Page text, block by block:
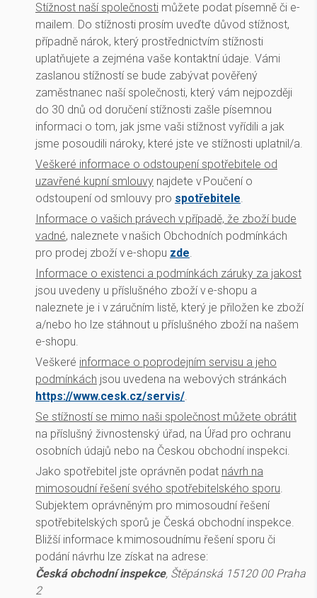
Stížnost naší společnosti můžete podat písemně či e-
mailem. Do stížnosti prosím uveďte důvod stížnost,
případně nárok, který prostřednictvím stížnosti
uplatňujete a zejména vaše kontaktní údaje. Vámi
zaslanou stížností se bude zabývat pověřený
zaměstnanec naší společnosti, který vám nejpozději
do 30 dnů od doručení stížnosti zašle písemnou
informaci o tom, jak jsme vaši stížnost vyřídili a jak
jsme posoudili nároky, které jste ve stížnosti uplatnil/a.
Veškeré informace o odstoupení spotřebitele od
uzavřené kupní smlouvy najdete v Poučení o
odstoupení od smlouvy pro spotřebitele.
Informace o vašich právech v případě, že zboží bude
vadné, naleznete v našich Obchodních podmínkách
pro prodej zboží v e-shopu zde.
Informace o existenci a podmínkách záruky za jakost
jsou uvedeny u příslušného zboží v e-shopu a
naleznete je i v záručním listě, který je přiložen ke zboží
a/nebo ho lze stáhnout u příslušného zboží na našem
e-shopu.
Veškeré informace o poprodejním servisu a jeho
podmínkách jsou uvedena na webových stránkách
https://www.cesk.cz/servis/.
Se stížností se mimo naši společnost můžete obrátit
na příslušný živnostenský úřad, na Úřad pro ochranu
osobních údajů nebo na Českou obchodní inspekci.
Jako spotřebitel jste oprávněn podat návrh na
mimosoudní řešení svého spotřebitelského sporu.
Subjektem oprávněným pro mimosoudní řešení
spotřebitelských sporů je Česká obchodní inspekce.
Bližší informace k mimosoudnímu řešení sporu či
podání návrhu lze získat na adrese:
Česká obchodní inspekce, Štěpánská 15120 00 Praha
2